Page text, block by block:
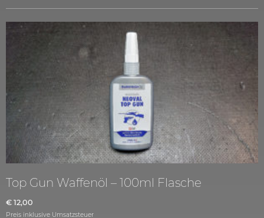
Top Gun Waffenöl – 100ml Flasche
€ 12,00
Preis inklusive Umsatzsteuer